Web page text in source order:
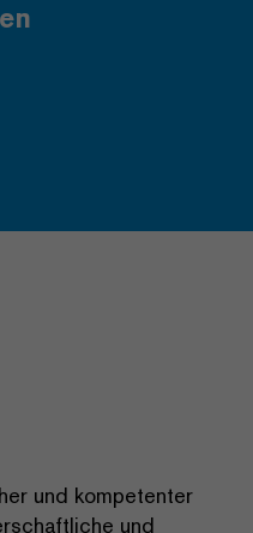
und kompetenter
und